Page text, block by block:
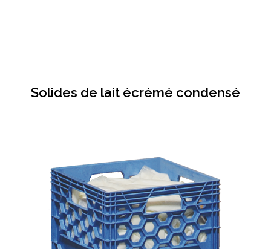
Solides de lait écrémé condensé